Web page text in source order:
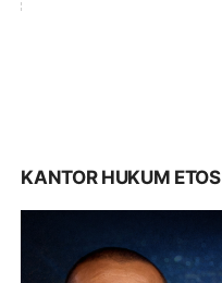
KANTOR HUKUM ETOS